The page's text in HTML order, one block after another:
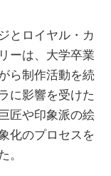
とロイヤル・カ
ーは、大学卒業
ら制作活動を続
に影響を受けた
匠や印象派の絵
化のプロセスを
。